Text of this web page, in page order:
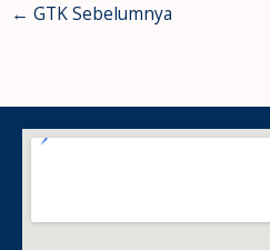
← GTK Sebelumnya